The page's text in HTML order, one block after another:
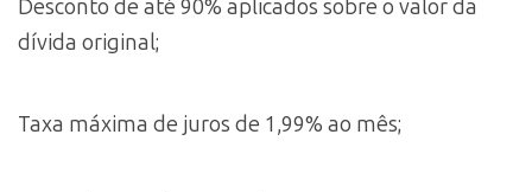
Desconto de até 90% aplicados sobre o valor da
dívida original;
Taxa máxima de juros de 1,99% ao mês;